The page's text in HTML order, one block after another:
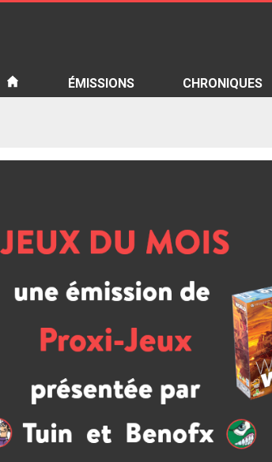
ÉMISSIONS CHRONIQUES